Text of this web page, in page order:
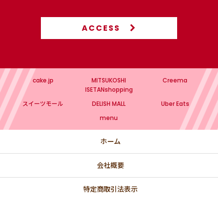
ACCESS
cake.jp
MITSUKOSHI
ISETANshopping
Creema
スイーツモール DELISH MALL
Uber Eats
menu
ホーム
会社概要
特定商取引法表示